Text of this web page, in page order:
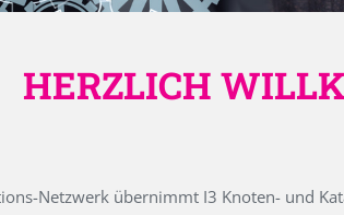
HERZLICH
Netzwerk übernimmt I3 Knoten- und